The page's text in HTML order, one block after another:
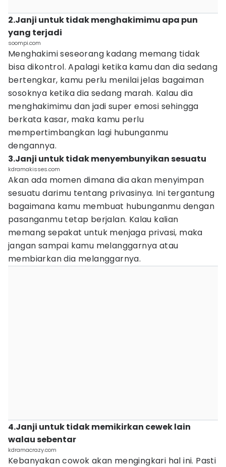
2.Janji untuk tidak menghakimimu apa pun
yang terjadi
soompi.com
Menghakimi seseorang kadang memang tidak
bisa dikontrol. Apalagi ketika kamu dan dia sedang
bertengkar, kamu perlu menilai jelas bagaiman
sosoknya ketika dia sedang marah. Kalau dia
menghakimimu dan jadi super emosi sehingga
berkata kasar, maka kamu perlu
mempertimbangkan lagi hubunganmu
dengannya.
3.Janji untuk tidak menyembunyikan sesuatu
kdramakisses.com
Akan ada momen dimana dia akan menyimpan
sesuatu darimu tentang privasinya. Ini tergantung
bagaimana kamu membuat hubunganmu dengan
pasanganmu tetap berjalan. Kalau kalian
memang sepakat untuk menjaga privasi, maka
jangan sampai kamu melanggarnya atau
membiarkan dia melanggarnya.
4.Janji untuk tidak memikirkan cewek lain
walau sebentar
kdramacrazy.com
Kebanyakan cowok akan mengingkari hal ini. Pasti